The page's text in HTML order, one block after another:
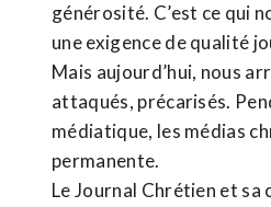
générosité. C’est ce qui
une exigence de qualité
Mais aujourd’hui, nous
attaqués, précarisés.
médiatique, les médias
permanente.
Le Journal Chrétien et sa